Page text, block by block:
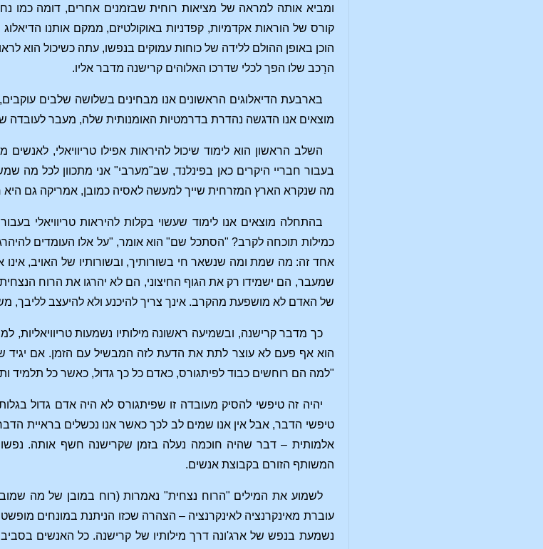
ומביא אותה למראה של מציאות רוחית שבזמנים אחרים, דומה כמו
קורס של הוראות אקדמיות, קפדניות באוקולטיזם, ממקם אותנו
הוכן באופן ההולם ללידה של כוחות עמוקים בנפשו, עתה כשיכול הוא
הרָכב שלו הפך לכלי שדרכו האלוהים קרישנה מדבר אליו.
בארבעת הדיאלוגים הראשונים אנו מבחינים בשלושה שלבים
מוצאים אנו הדגשה נהדרת בדרמטיות האומנותית שלה, מעבר
השלב הראשון הוא לימוד שיכול להיראות אפילו טריוויאלי,
בעבור חבריי היקרים כאן בפינלנד, שב"מערבי" אני מתכוון לכל מה
מה שנקרא הארץ המזרחית שייך למעשה לאסיה כמובן, אמריקה גם
בהתחלה מוצאים אנו לימוד שעשוי בקלות להיראות טריוויאלי
כמילות תוכחה לקרב? "הסתכל שם" הוא אומר, "על אלו העומדים
אחד זה: מה שמת ומה שנשאר חי בשורותיך, ובשורותיו של האויב, אינו
שמעבר, הם ישמידו רק את הגוף החיצוני, הם לא יהרגו את הרוח
של האדם לא מושפעת מהקרב. אינך צריך להיכנע ולא להיעצב לליבך,
כך מדבר קרישנה, ובשמיעה ראשונה מילותיו נשמעות
הוא אף פעם לא עוצר לתת את הדעת לזה המבשיל עם הזמן. אם יגיד
"למה הם רוחשים כבוד לפיתגורס, כאדם כל כך גדול, כאשר כל תלמיד
יהיה זה טיפשי להסיק מעובדה זו שפיתגורס לא היה אדם גדול
טיפשי הדבר, אבל אין אנו שמים לב לכך כאשר אנו נכשלים בראיית
אלמותית – דבר שהיה חוכמה נעלה בזמן שקרישנה חשף אותה.
המשותף הזורם בקבוצת אנשים.
לשמוע את המילים "הרוח נצחית" נאמרות (רוח במובן של מה
עוברת מאינקרנציה לאינקרנציה – הצהרה שכזו הניתנת במונחים
נשמעת בנפש של ארג'ונה דרך מילותיו של קרישנה. כל האנשים